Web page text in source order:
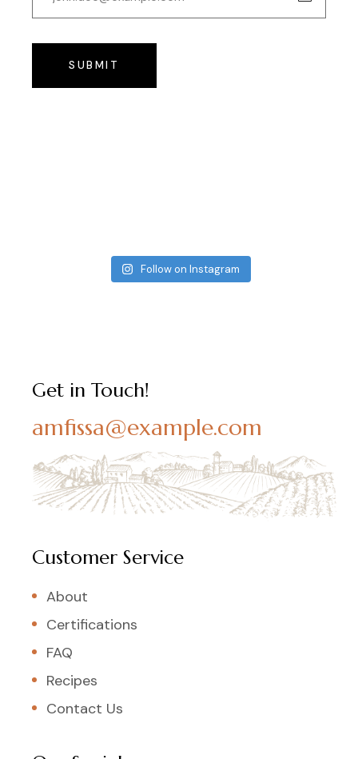
SUBMIT
Follow on Instagram
Get in Touch!
amfissa@example.com
Customer Service
About
Certifications
FAQ
Recipes
Contact Us